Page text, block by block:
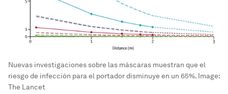
Nuevas investigaciones sobre las máscaras muestran que el
riesgo de infección para el portador disminuye en un 65%. Image:
The Lancet